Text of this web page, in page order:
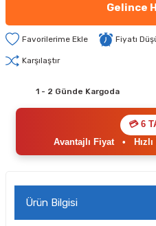
Gelince
Fiyatı
Karşılaştır
1 - 2 Günde Kargoda
💳 6
Avantajlı Fiyat•
Ürün Bilgisi